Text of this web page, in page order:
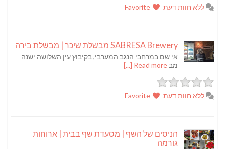
ללא חוות דעת
SABRESA Brewery מבשלת שיכר | מבשלת בירה
אי שם במרחבי הנגב המערבי, בקיבוץ עין השלושה ישנה
מבRead more [...]
ללא חוות דעת
הניסים של השף | מסעדת שף בבית | ארוחות
גורמה